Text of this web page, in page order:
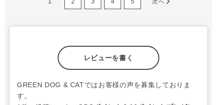
レビューを書く
GREEN DOG & CATではお客様の声を募集しておりま
す。